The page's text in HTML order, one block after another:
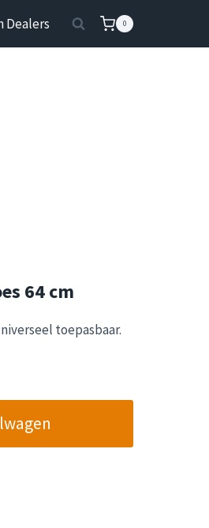
Dealers 0
64 cm
toepasbaar.